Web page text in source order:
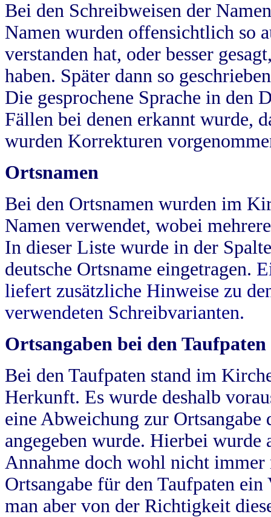
Bei den Schreibweisen der
Namen wurden offensichtlich so
verstanden hat, oder besser
haben. Später dann so
Die gesprochene Sprache in
Fällen bei denen erkannt wurde,
wurden Korrekturen
Ortsnamen
Bei den Ortsnamen wurden im
Namen verwendet, wobei
In dieser Liste wurde in der
deutsche Ortsname eingetragen.
liefert zusätzliche Hinweise zu
verwendeten Schreibvarianten.
Ortsangaben bei den Taufpaten
Bei den Taufpaten stand im
Herkunft. Es wurde deshalb
eine Abweichung zur
angegeben wurde. Hierbei wurde
Annahme doch wohl nicht
Ortsangabe für den Taufpaten
man aber von der Richtigkeit